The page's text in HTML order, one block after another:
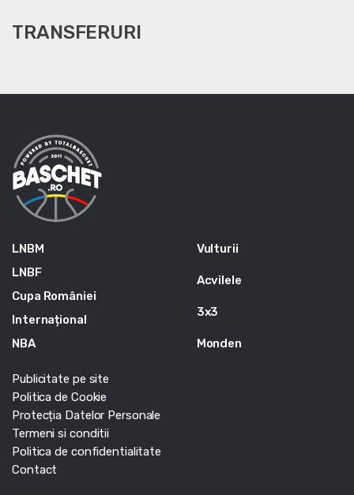
TRANSFERURI
LNBM
LNBF
Cupa României
Internațional
NBA
Vulturii
Acvilele
3x3
Monden
Publicitate pe site
Politica de Cookie
Protecția Datelor Personale
Termeni si conditii
Politica de confidentialitate
Contact